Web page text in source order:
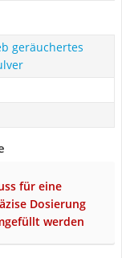
geräuchertes
für eine
Dosierung
werden